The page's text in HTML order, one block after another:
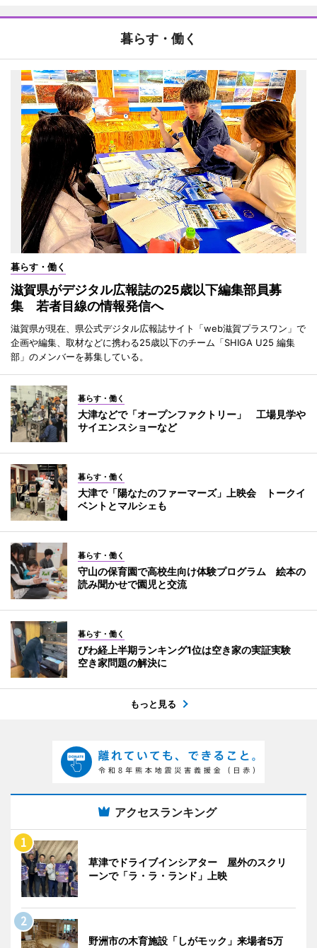
暮らす・働く
暮らす・働く
滋賀県がデジタル広報誌の25歳以下編集部員募
集 若者目線の情報発信へ
滋賀県が現在、県公式デジタル広報誌サイト「web滋賀プラスワン」で
企画や編集、取材などに携わる25歳以下のチーム「SHIGA U25 編集
部」のメンバーを募集している。
暮らす・働く
大津などで「オープンファクトリー」 工場見学や
サイエンスショーなど
暮らす・働く
大津で「陽なたのファーマーズ」上映会 トークイ
ベントとマルシェも
暮らす・働く
守山の保育園で高校生向け体験プログラム 絵本の
読み聞かせで園児と交流
暮らす・働く
びわ経上半期ランキング1位は空き家の実証実験
空き家問題の解決に
もっと見る
アクセスランキング
草津でドライブインシアター 屋外のスクリ
ーンで「ラ・ラ・ランド」上映
野洲市の木育施設「しがモック」来場者5万